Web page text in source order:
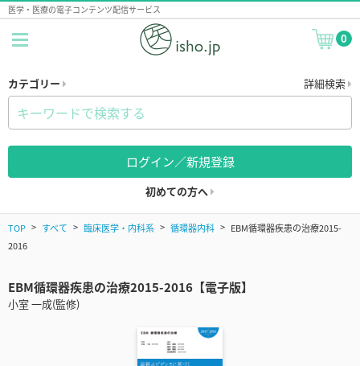
医学・医療の電子コンテンツ配信サービス
0
カテゴリー 詳細検索
ログイン／新規登録
初めての方へ
TOP すべて 臨床医学・内科系 循環器内科
EBM循環器疾患の治療2015-
2016
EBM循環器疾患の治療2015-2016【電子版】
小室 一成(監修)